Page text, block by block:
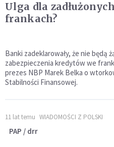
Ulga dla
frankach?
Banki zadeklarowały, że nie będą
zabezpieczenia kredytów we
prezes NBP Marek Belka o
Stabilności Finansowej.
11 lat temu WIADOMOŚCI Z POLSKI
PAP / drr